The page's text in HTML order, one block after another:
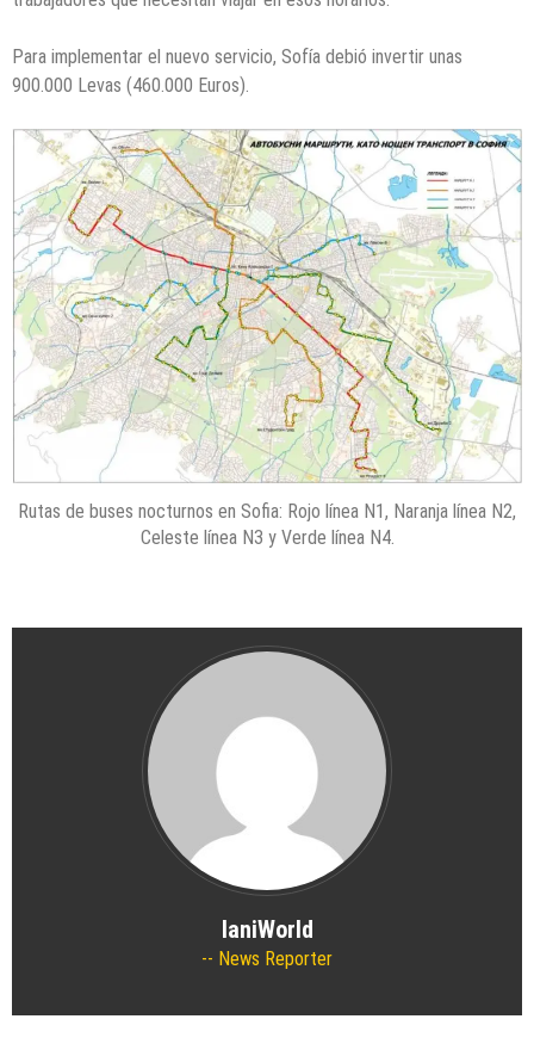
Para implementar el nuevo servicio, Sofía debió invertir unas
900.000 Levas (460.000 Euros).
Rutas de buses nocturnos en Sofia: Rojo línea N1, Naranja línea N2,
Celeste línea N3 y Verde línea N4.
IaniWorld
News Reporter